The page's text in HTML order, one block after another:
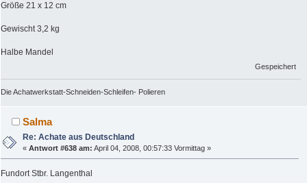
Größe 21 x 12 cm
Gewischt 3,2 kg
Halbe Mandel
Gespeichert
Die Achatwerkstatt-Schneiden-Schleifen- Polieren
Salma
Re: Achate aus Deutschland
«Antwort #638 am: April 04, 2008, 00:57:33 Vormittag »
Fundort Stbr. Langenthal